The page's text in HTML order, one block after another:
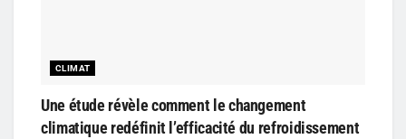
CLIMAT
Une étude révèle comment le changement
climatique redéfinit l’efficacité du refroidissement